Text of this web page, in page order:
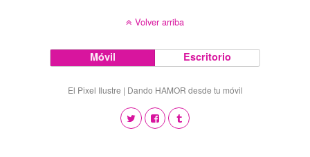
Volver arriba
Móvil Escritorio
El Pixel Ilustre | Dando HAMOR desde tu móvil